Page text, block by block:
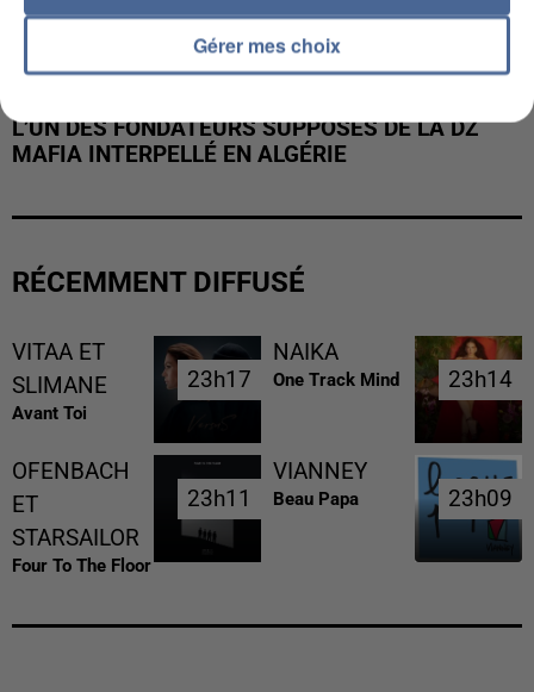
L’UN DES FONDATEURS SUPPOSÉS DE LA DZ
MAFIA INTERPELLÉ EN ALGÉRIE
RÉCEMMENT DIFFUSÉ
VITAA ET
SLIMANE
Avant Toi
23h17
23h17
NAIKA
One Track Mind 23h14
23h14
OFENBACH
ET
STARSAILOR
Four To The Floor
23h11
23h11
VIANNEY
Beau Papa 23h09
23h09
Gérer mes choix